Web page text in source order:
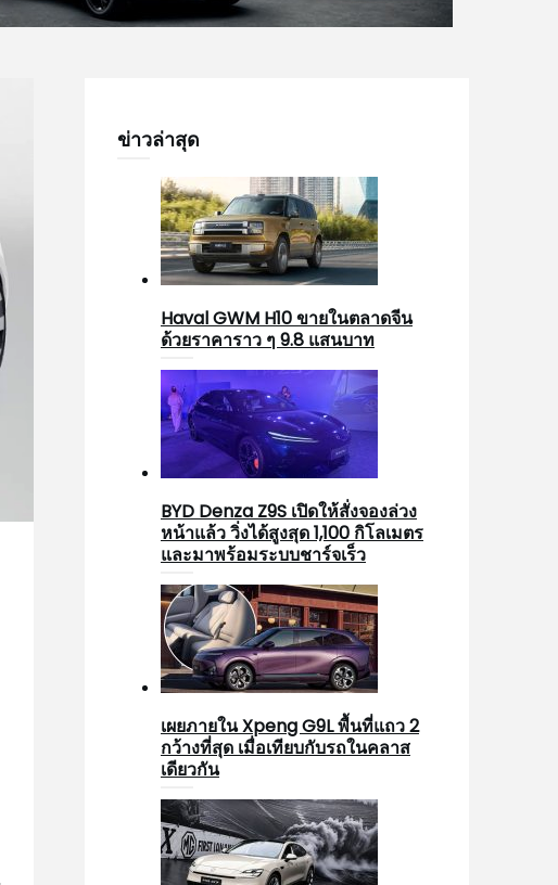
ข่าวล่าสุด
Haval GWM H10 ขายในตลาดจีน
ด้วยราคาราว ๆ 9.8 แสนบาท
BYD Denza Z9S เปิดให้สั่งจองล่วง
หน้าแล้ว วิ่งได้สูงสุด 1,100 กิโลเมตร
และมาพร้อมระบบชาร์จเร็ว
เผยภายใน Xpeng G9L พื้นที่แถว 2
กว้างที่สุด เมื่อเทียบกับรถในคลาส
เดียวกัน